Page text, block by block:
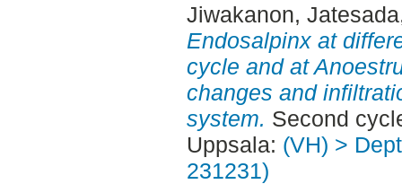
Jiwakanon, Jatesada
Endosalpinx at
cycle and at
changes and
system. Second
Uppsala: (VH) >
231231)